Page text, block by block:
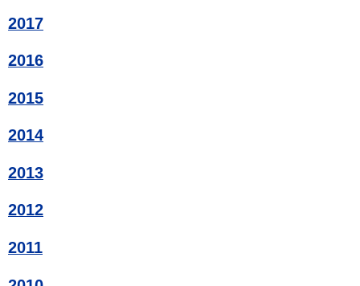
2017
2016
2015
2014
2013
2012
2011